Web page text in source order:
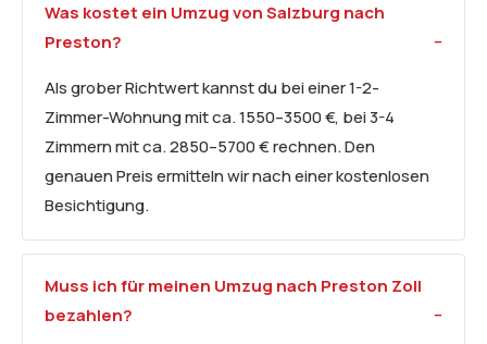
Was kostet ein Umzug von Salzburg nach
Preston?
Als grober Richtwert kannst du bei einer 1-2-
Zimmer-Wohnung mit ca. 1550–3500 €, bei 3-4
Zimmern mit ca. 2850–5700 € rechnen. Den
genauen Preis ermitteln wir nach einer kostenlosen
Besichtigung.
Muss ich für meinen Umzug nach Preston Zoll
bezahlen?